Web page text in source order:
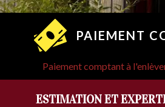
PAIEMENT
Paiement comptant à
ESTIMATION ET